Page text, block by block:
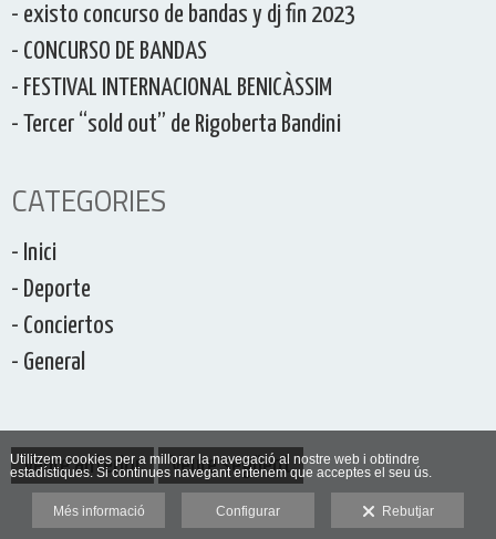
- existo concurso de bandas y dj fin 2023
- CONCURSO DE BANDAS
- FESTIVAL INTERNACIONAL BENICÀSSIM
- Tercer “sold out” de Rigoberta Bandini
CATEGORIES
- Inici
- Deporte
- Conciertos
- General
Veure anterior Veure següent
Utilitzem cookies per a millorar la navegació al nostre web i obtindre
estadístiques. Si continues navegant entenem que acceptes el seu ús.
Més informació Configurar Rebutjar